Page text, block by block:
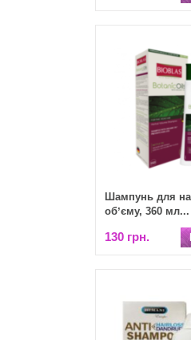
Шампунь для
обʼєму, 360 мл...
130 грн.